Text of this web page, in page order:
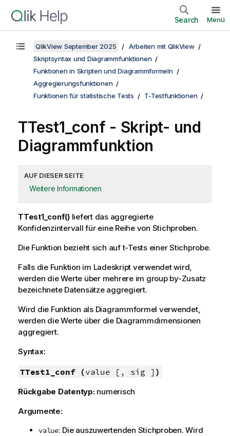
Search Menü
QlikView September 2025
Arbeiten mit QlikView
Skriptsyntax und Diagrammfunktionen
Funktionen in Skripten und Diagrammformeln
Aggregierungsfunktionen
Funktionen für statistische Tests
T-Testfunktionen
TTest1_conf - Skript- und
Diagrammfunktion
AUF DIESER SEITE
Weitere Informationen
TTest1_conf()liefert das aggregierte
Konfidenzintervall für eine Reihe von Stichproben.
Die Funktion bezieht sich auf t-Tests einer Stichprobe.
Falls die Funktion im Ladeskript verwendet wird,
werden die Werte über mehrere im group by-Zusatz
bezeichnete Datensätze aggregiert.
Wird die Funktion als Diagrammformel verwendet,
werden die Werte über die Diagrammdimensionen
aggregiert.
Syntax:
TTest1_conf (value [, sig ] )
Rückgabe Datentyp: numerisch
Argumente:
value: Die auszuwertenden Stichproben. Wird